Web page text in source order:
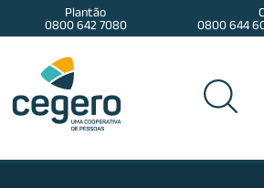
Plantão
0800 642 7080
0800 644